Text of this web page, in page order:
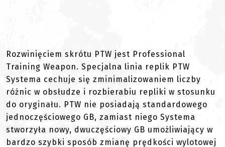
Rozwinięciem skrótu PTW jest Professional
Training Weapon. Specjalna linia replik PTW
Systema cechuje się zminimalizowaniem liczby
różnic w obsłudze i rozbierabiu repliki w stosunku
do oryginału. PTW nie posiadają standardowego
jednoczęściowego GB, zamiast niego Systema
stworzyła nowy, dwuczęściowy GB umożliwiający w
bardzo szybki sposób zmianę prędkości wylotowej